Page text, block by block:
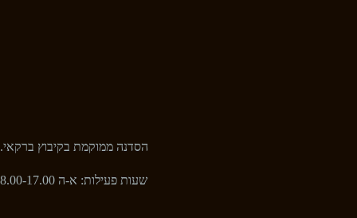
הסדנה ממוקמת בקיבוץ ברקאי.
שעות פעילות: א-ה 8.00-17.00